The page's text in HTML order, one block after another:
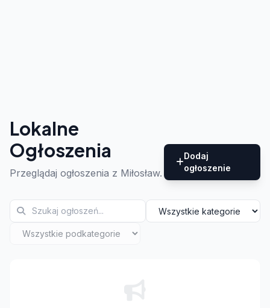
Lokalne
Ogłoszenia
Przeglądaj ogłoszenia z Miłosław.
Dodaj
ogłoszenie